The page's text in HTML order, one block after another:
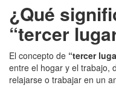
¿Qué
“tercer
El concepto de “tercer
entre el hogar y el trabajo,
relajarse o trabajar en un